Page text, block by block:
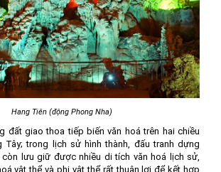
Hang Tiên (động Phong Nha)
đất giao thoa tiếp biến văn hoá trên hai chiều
Tây; trong lịch sử hình thành, đấu tranh dựng
lưu giữ được nhiều di tích văn hoá lịch sử,
vật thể và phi vật thể rất thuận lợi để kết hợp